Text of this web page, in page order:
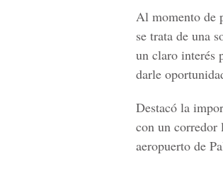
Al momento de
se trata de una
un claro interés
darle
Destacó la
con un
aeropuerto de